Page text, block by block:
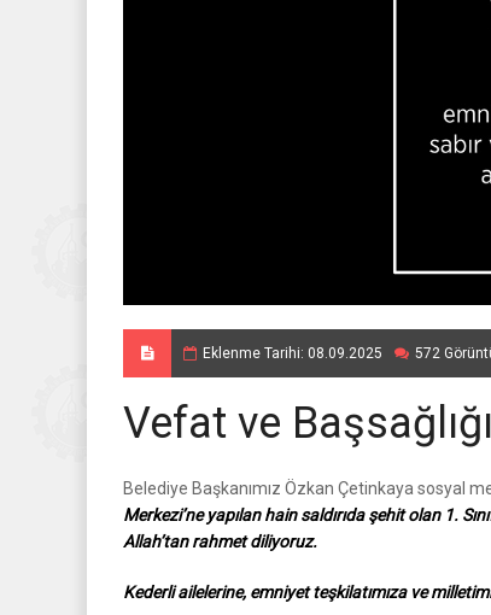
Eklenme Tarihi: 08.09.2025 572
Vefat ve Başsağlığı
Belediye Başkanımız Özkan Çetinkaya sosyal
Merkezi’ne yapılan hain saldırıda şehit olan 1.
Allah’tan rahmet diliyoruz.
Kederli ailelerine, emniyet teşkilatımıza ve